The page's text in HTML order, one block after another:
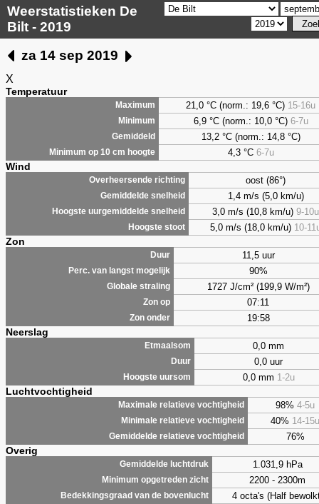
Weerstatistieken De
Bilt - 2019
za 14 sep 2019
X
Temperatuur
Maximum 21,0 °C (norm.: 19,6 °C) 15-16u
Minimum 6,9°C (norm.: 10,0 °C) 6-7u
Gemiddeld 13,2 °C (norm.: 14,8 °C)
Minimum op 10 cm hoogte 4,3°C 6-7u
Wind
Overheersende richting oost (86°)
Gemiddelde snelheid 1,4 m/s (5,0 km/u)
Hoogste uurgemiddelde snelheid 3,0 m/s (10,8 km/u) 9-10u
Hoogste stoot 5,0 m/s (18,0 km/u) 10-
Zon
Duur 11,5 uur
Perc. van langst mogelijk 90%
Globale straling 1727 J/cm² (199,9 W/m²)
Zon op 07:11
Zon onder 19:58
Neerslag
Etmaalsom 0,0 mm
Duur 0,0 uur
Hoogste uursom 0,0 mm 1-2u
Luchtvochtigheid
Maximale relatieve vochtigheid 98% 4-5u
Minimale relatieve vochtigheid 40% 14-15u
Gemiddelde relatieve vochtigheid 76%
Overig
Gemiddelde luchtdruk 1.031,9 hPa
Minimum opgetreden zicht 2200 - 2300m
Bedekkingsgraad van de bovenlucht 4 octa's (Half